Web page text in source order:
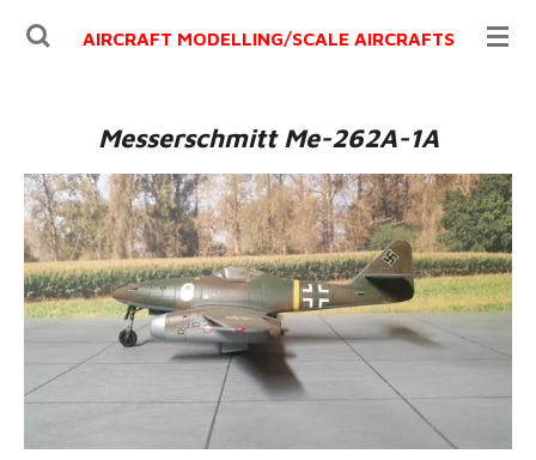
Ga
AIRCRAFT MODELLING/SCALE AIRCRAFTS
Messerschmitt Me-262A-1A